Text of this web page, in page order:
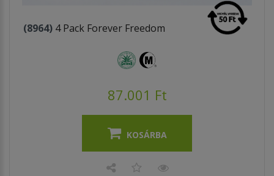
(8964) 4 Pack Forever Freedom
87.001 Ft
KOSÁRBA